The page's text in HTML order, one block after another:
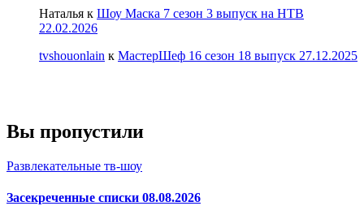
Наталья к Шоу Маска 7 сезон 3 выпуск на НТВ
22.02.2026
tvshouonlain к МастерШеф 16 сезон 18 выпуск 27.12.2025
Вы пропустили
Развлекательные тв-шоу
Засекреченные списки 08.08.2026